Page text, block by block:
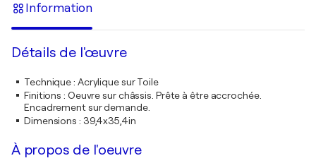
Information
Détails de l'œuvre
Technique: Acrylique sur Toile
Finitions : Oeuvre sur châssis. Prête à être accrochée.
Encadrement sur demande.
Dimensions : 39,4x35,4in
À propos de l'oeuvre